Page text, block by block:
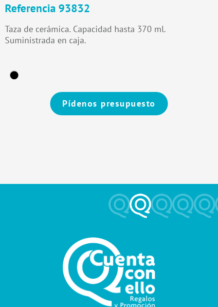
Referencia 93832
Taza de cerámica. Capacidad hasta 370 ml.
Suministrada en caja.
Pídenos presupuesto